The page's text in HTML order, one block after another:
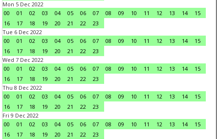
Mon 5 Dec 2022
00
01 02 03 04 05 06 07 08 09 10 11 12 13 14
15
16
17 18 19 20 21 22
23
Tue 6 Dec 2022
00
01 02 03 04 05 06 07 08 09 10 11 12 13 14
15
16
17 18 19 20 21 22
23
Wed 7 Dec 2022
00
01 02 03 04 05 06 07 08 09 10 11 12 13 14
15
16
17 18 19 20 21 22
23
Thu 8 Dec 2022
00
01 02 03 04 05 06 07 08 09 10 11 12 13 14
15
16
17 18 19 20 21 22
23
Fri 9 Dec 2022
00
01 02 03 04 05 06 07 08 09 10 11 12 13 14
15
16
17 18 19 20 21 22
23